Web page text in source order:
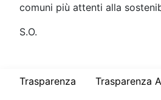
comuni più attenti alla
S.O.
Trasparenza
Trasparenza